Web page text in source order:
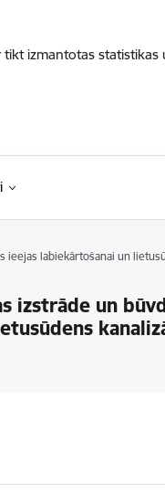
izmantotas
ieejas labiekārtošanai un
izstrāde un